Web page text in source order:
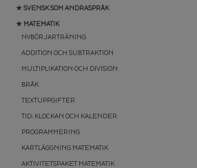
★ SVENSK SOM ANDRASPRÅK
★ MATEMATIK
NYBÖRJARTRÄNING
ADDITION OCH SUBTRAKTION
MULTIPLIKATION OCH DIVISION
BRÅK
TEXTUPPGIFTER
TID: KLOCKAN OCH KALENDER
PROGRAMMERING
KARTLÄGGNING MATEMATIK
AKTIVITETSPAKET MATEMATIK